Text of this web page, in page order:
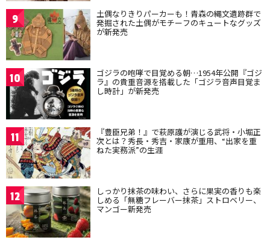
9 土偶なりきりパーカーも！青森の縄文遺跡群で
発掘された土偶がモチーフのキュートなグッズ
が新発売
10 ゴジラの咆哮で目覚める朝…1954年公開『ゴジ
ラ』の貴重音源を搭載した「ゴジラ音声目覚ま
し時計」が新発売
11 『豊臣兄弟！』で萩原護が演じる武将・小堀正
次とは？秀長・秀吉・家康が重用、“出家を重
ねた実務派”の生涯
12 しっかり抹茶の味わい、さらに果実の香りも楽
しめる「無糖フレーバー抹茶」ストロベリー、
マンゴー新発売